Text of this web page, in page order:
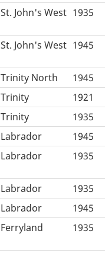
St. John's West 1935
St. John's West 1945
Trinity North 1945
Trinity 1921
Trinity 1935
Labrador 1945
Labrador 1935
Labrador 1935
Labrador 1945
Ferryland 1935